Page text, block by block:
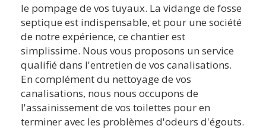
le pompage de vos tuyaux. La vidange de fosse
septique est indispensable, et pour une société
de notre expérience, ce chantier est
simplissime. Nous vous proposons un service
qualifié dans l'entretien de vos canalisations.
En complément du nettoyage de vos
canalisations, nous nous occupons de
l'assainissement de vos toilettes pour en
terminer avec les problèmes d'odeurs d'égouts.